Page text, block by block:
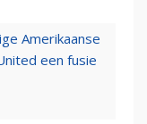
Amerikaanse
een fusie